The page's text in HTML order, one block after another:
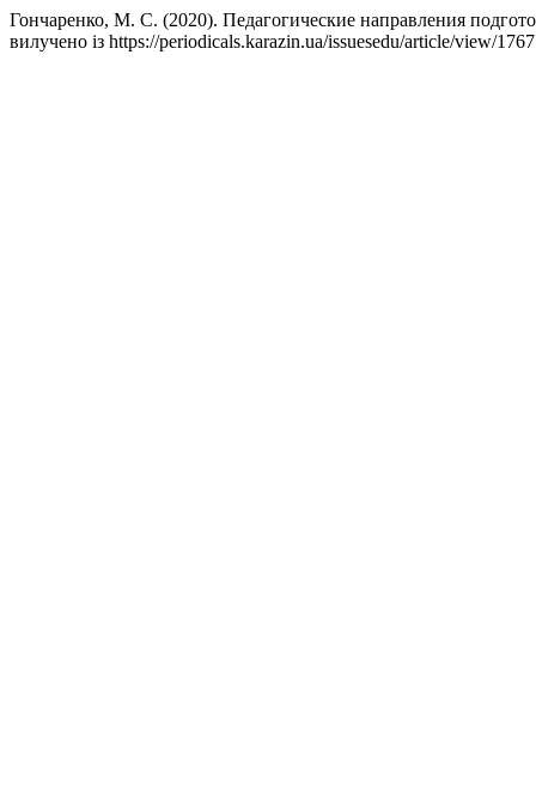
Гончаренко, М. С. (2020). Педагогические направления
вилучено із https://periodicals.karazin.ua/issuesedu/article/view/